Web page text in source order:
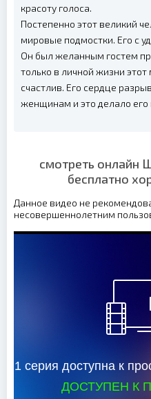
красоту голоса.
Постепенно этот великий
мировые подмостки. Его с
Он был желанным гостем
только в личной жизни
счастлив. Его сердце
женщинам и это делало его
смотреть онлайн
бесплатно
Данное видео не
несовершеннолетним
1 серия доступна к
ДОСТУПЕН К